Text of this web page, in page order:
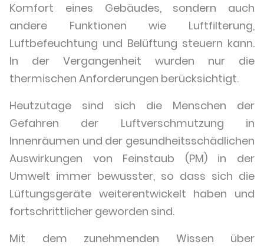
Komfort eines Gebäudes, sondern auch
andere Funktionen wie Luftfilterung,
Luftbefeuchtung und Belüftung steuern kann.
In der Vergangenheit wurden nur die
thermischen Anforderungen berücksichtigt.
Heutzutage sind sich die Menschen der
Gefahren der Luftverschmutzung in
Innenräumen und der gesundheitsschädlichen
Auswirkungen von Feinstaub (PM) in der
Umwelt immer bewusster, so dass sich die
Lüftungsgeräte weiterentwickelt haben und
fortschrittlicher geworden sind.
Mit dem zunehmenden Wissen über